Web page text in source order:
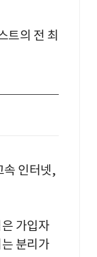
트의 전 최
속 인터넷,
가입자
분리가